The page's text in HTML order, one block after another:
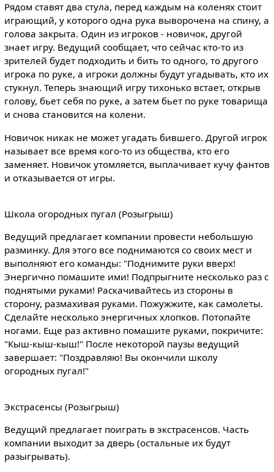
Рядом ставят два стула, перед каждым на коленях стоит
играющий, у которого одна рука выворочена на спину, а
голова закрыта. Один из игроков - новичок, другой
знает игру. Ведущий сообщает, что сейчас кто-то из
зрителей будет подходить и бить то одного, то другого
игрока по руке, а игроки должны будут угадывать, кто их
стукнул. Теперь знающий игру тихонько встает, открыв
голову, бьет себя по руке, а затем бьет по руке товарища
и снова становится на колени.
Новичок никак не может угадать бившего. Другой игрок
называет все время кого-то из общества, кто его
заменяет. Новичок утомляется, выплачивает кучу фантов
и отказывается от игры.
Школа огородных пугал (Розыгрыш)
Ведущий предлагает компании провести небольшую
разминку. Для этого все поднимаются со своих мест и
выполняют его команды: "Поднимите руки вверх!
Энергично помашите ими! Подпрыгните несколько раз с
поднятыми руками! Раскачивайтесь из стороны в
сторону, размахивая руками. Пожужжите, как самолеты.
Сделайте несколько энергичных хлопков. Потопайте
ногами. Еще раз активно помашите руками, покричите:
"Кыш-кыш-кыш!" После некоторой паузы ведущий
завершает: "Поздравляю! Вы окончили школу
огородных пугал!"
Экстрасенсы (Розыгрыш)
Ведущий предлагает поиграть в экстрасенсов. Часть
компании выходит за дверь (остальные их будут
разыгрывать).